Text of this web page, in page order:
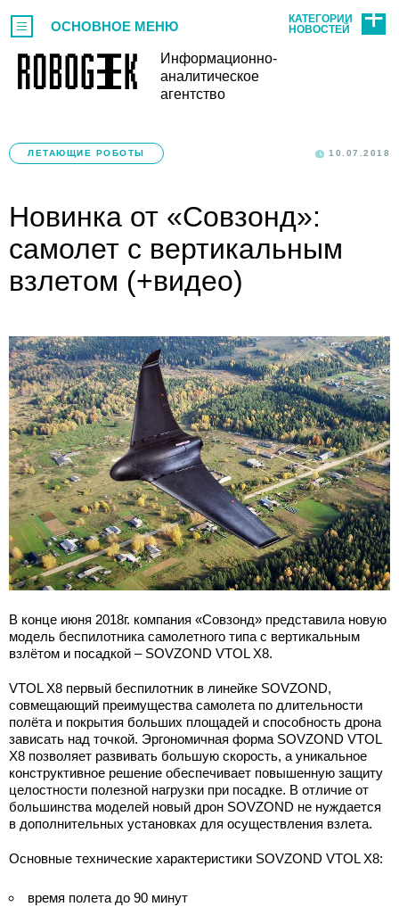
Информационно-
аналитическое
агентство
ОСНОВНОЕ МЕНЮ
КАТЕГОРИИ
НОВОСТЕЙ
ЛЕТАЮЩИЕ РОБОТЫ 10.07.2018
Новинка от «Совзонд»:
самолет с вертикальным
взлетом (+видео)
В конце июня 2018г. компания «Совзонд» представила новую
модель беспилотника самолетного типа с вертикальным
взлётом и посадкой – SOVZOND VTOL X8.
VTOL X8 первый беспилотник в линейке SOVZOND,
совмещающий преимущества самолета по длительности
полёта и покрытия больших площадей и способность дрона
зависать над точкой. Эргономичная форма SOVZOND VTOL
X8 позволяет развивать большую скорость, а уникальное
конструктивное решение обеспечивает повышенную защиту
целостности полезной нагрузки при посадке. В отличие от
большинства моделей новый дрон SOVZOND не нуждается
в дополнительных установках для осуществления взлета.
Основные технические характеристики SOVZOND VTOL X8:
время полета до 90 минут